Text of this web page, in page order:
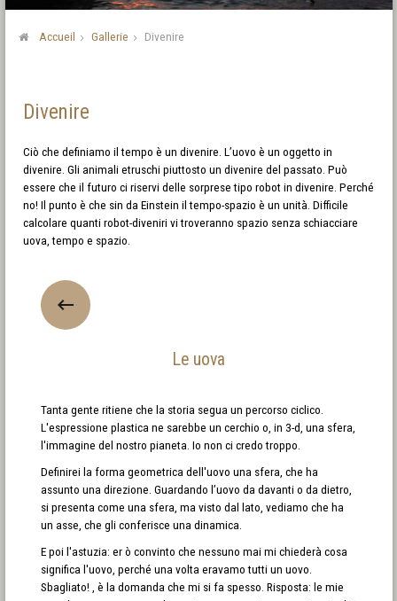
Accueil Gallerie Divenire
Divenire
Ciò che definiamo il tempo è un divenire. L’uovo è un oggetto in
divenire. Gli animali etruschi piuttosto un divenire del passato. Può
essere che il futuro ci riservi delle sorprese tipo robot in divenire. Perché
no! Il punto è che sin da Einstein il tempo-spazio è un unità. Difficile
calcolare quanti robot-diveniri vi troveranno spazio senza schiacciare
uova, tempo e spazio.
Le uova
Tanta gente ritiene che la storia segua un percorso ciclico.
L'espressione plastica ne sarebbe un cerchio o, in 3-d, una sfera,
l'immagine del nostro pianeta. Io non ci credo troppo.
Definirei la forma geometrica dell'uovo una sfera, che ha
assunto una direzione. Guardando l’uovo da davanti o da dietro,
si presenta come una sfera, ma visto dal lato, vediamo che ha
un asse, che gli conferisce una dinamica.
E poi l'astuzia: er ò convinto che nessuno mai mi chiederà cosa
significa l'uovo, perché una volta eravamo tutti un uovo.
Sbagliato! , è la domanda che mi si fa spesso. Risposta: le mie